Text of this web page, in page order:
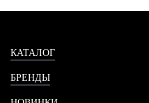
КАТАЛОГ
БРЕНДЫ